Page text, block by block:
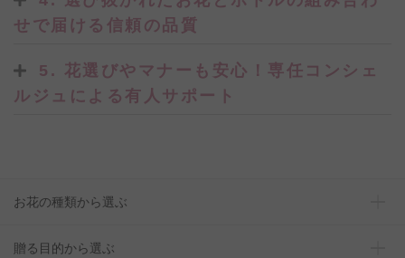
せで届ける信頼の品質
5. 花選びやマナーも安心！専任コンシェ
ルジュによる有人サポート
お花の種類から選ぶ
贈る目的から選ぶ